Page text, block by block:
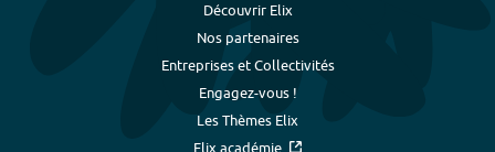
Découvrir Elix
Nos partenaires
Entreprises et Collectivités
Engagez-vous !
Les Thèmes Elix
Elix académie